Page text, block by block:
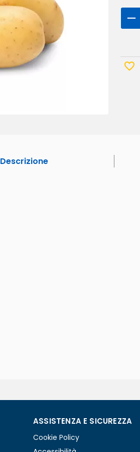
Descrizione
ASSISTENZA E SICUREZZA
Cookie Policy